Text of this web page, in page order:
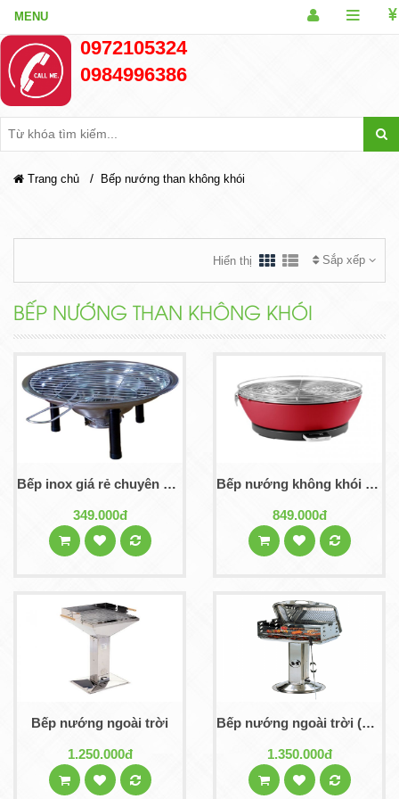
0972105324
0984996386
Trang chủ / Bếp nướng than không khói
Sắp xếp
Hiển thị
BẾP NƯỚNG THAN KHÔNG KHÓI
Bếp inox giá rẻ chuyên cho quán nướng
349.000đ
Bếp nướng không khói T116
849.000đ
Bếp nướng ngoài trời
1.250.000đ
Bếp nướng ngoài trời (Quay được cá, vịt,...)
1.350.000đ